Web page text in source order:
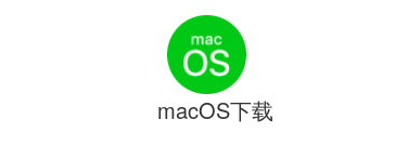
macOS下载